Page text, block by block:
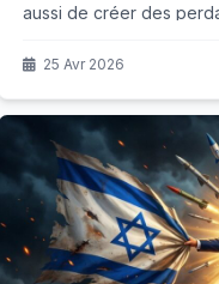
aussi de créer des
que faut-il vraiment en
25 Avr 2026